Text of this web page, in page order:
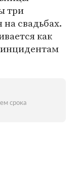
три
свадьбах.
как
срока